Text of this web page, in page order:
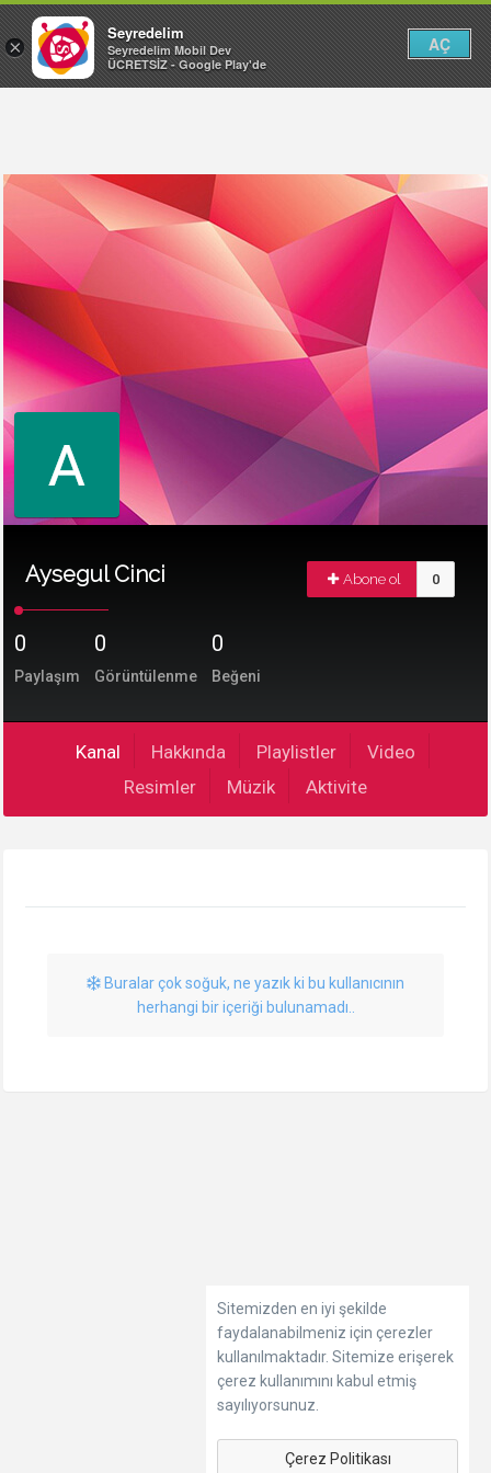
Aysegul Cinci Abone ol 0
0
Paylaşım
0
Görüntülenme
0
Beğeni
Kanal Hakkında Playlistler
Video
Resimler
Müzik Aktivite
Buralar çok soğuk, ne yazık ki bu kullanıcının
herhangi bir içeriği bulunamadı..
Sitemizden en iyi şekilde
faydalanabilmeniz için çerezler
kullanılmaktadır. Sitemize erişerek
çerez kullanımını kabul etmiş
sayılıyorsunuz.
Çerez Politikası
×
Seyredelim
Seyredelim Mobil Dev
ÜCRETSİZ - Google Play'de
AÇ